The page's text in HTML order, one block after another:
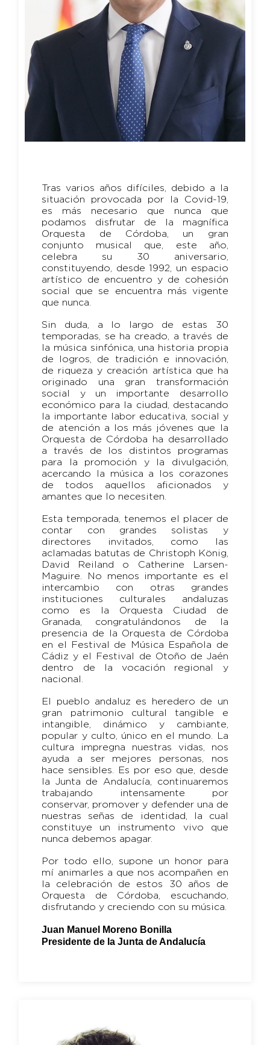
Tras varios años difíciles, debido a la
situación provocada por la Covid-19,
es más necesario que nunca que
podamos disfrutar de la magnífica
Orquesta de Córdoba, un gran
conjunto musical que, este año,
celebra su 30 aniversario,
constituyendo, desde 1992, un espacio
artístico de encuentro y de cohesión
social que se encuentra más vigente
que nunca.
Sin duda, a lo largo de estas 30
temporadas, se ha creado, a través de
la música sinfónica, una historia propia
de logros, de tradición e innovación,
de riqueza y creación artística que ha
originado una gran transformación
social y un importante desarrollo
económico para la ciudad, destacando
la importante labor educativa, social y
de atención a los más jóvenes que la
Orquesta de Córdoba ha desarrollado
a través de los distintos programas
para la promoción y la divulgación,
acercando la música a los corazones
de todos aquellos aficionados y
amantes que lo necesiten.
Esta temporada, tenemos el placer de
contar con grandes solistas y
directores invitados, como las
aclamadas batutas de Christoph König,
David Reiland o Catherine Larsen-
Maguire. No menos importante es el
intercambio con otras grandes
instituciones culturales andaluzas
como es la Orquesta Ciudad de
Granada, congratulándonos de la
presencia de la Orquesta de Córdoba
en el Festival de Música Española de
Cádiz y el Festival de Otoño de Jaén
dentro de la vocación regional y
nacional.
El pueblo andaluz es heredero de un
gran patrimonio cultural tangible e
intangible, dinámico y cambiante,
popular y culto, único en el mundo. La
cultura impregna nuestras vidas, nos
ayuda a ser mejores personas, nos
hace sensibles. Es por eso que, desde
la Junta de Andalucía, continuaremos
trabajando intensamente por
conservar, promover y defender una de
nuestras señas de identidad, la cual
constituye un instrumento vivo que
nunca debemos apagar.
Por todo ello, supone un honor para
mí animarles a que nos acompañen en
la celebración de estos 30 años de
Orquesta de Córdoba, escuchando,
disfrutando y creciendo con su música.
Juan Manuel Moreno Bonilla
Presidente de la Junta de Andalucía